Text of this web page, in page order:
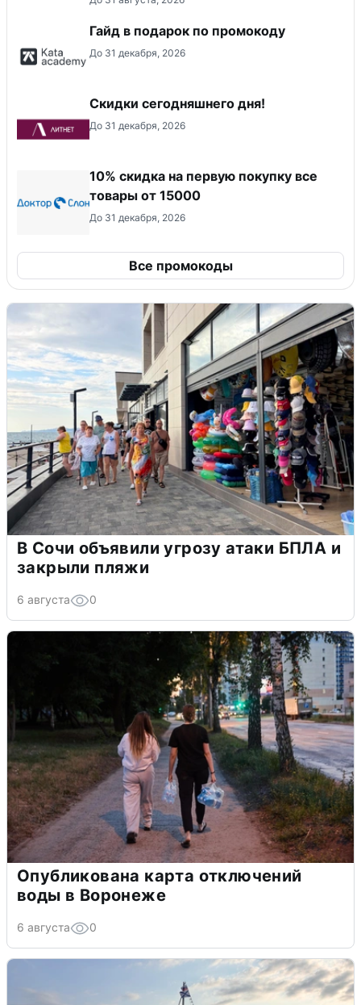
Гайд в подарок по промокоду
До 31 декабря, 2026
Скидки сегодняшнего дня!
До 31 декабря, 2026
10% скидка на первую покупку все
товары от 15000
До 31 декабря, 2026
Все промокоды
В Сочи объявили угрозу атаки БПЛА и
закрыли пляжи
6 августа 0
Опубликована карта отключений
воды в Воронеже
6 августа 0